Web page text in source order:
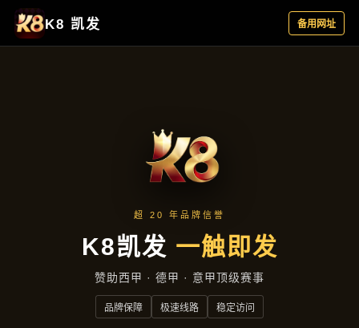
资讯看板
首页 资讯看板